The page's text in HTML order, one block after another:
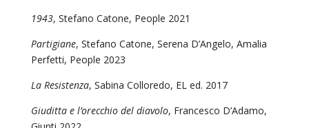
1943, Stefano Catone, People 2021
Partigiane, Stefano Catone, Serena D’Angelo, Amalia
Perfetti, People 2023
La Resistenza, Sabina Colloredo, EL ed. 2017
Giuditta e l’orecchio del diavolo, Francesco D’Adamo,